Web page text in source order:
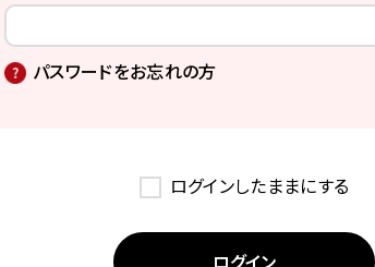
パスワードをお忘れの方
ログインしたままにする